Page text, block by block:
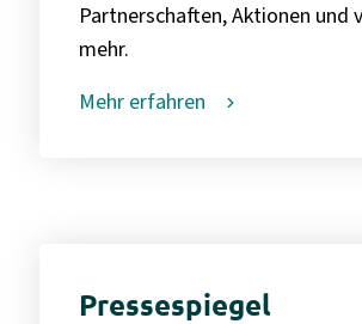
Partnerschaften, Aktionen und
mehr.
Mehr erfahren
Pressespiegel